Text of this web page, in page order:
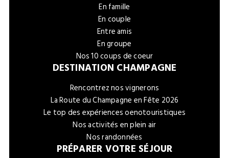
En famille
En couple
Entre amis
En groupe
Nos 10 coups de coeur
DESTINATION CHAMPAGNE
Rencontrez nos vignerons
La Route du Champagne en Fête 2026
Le top des expériences oenotouristiques
Nos activités en plein air
Nos randonnées
PRÉPARER VOTRE SÉJOUR